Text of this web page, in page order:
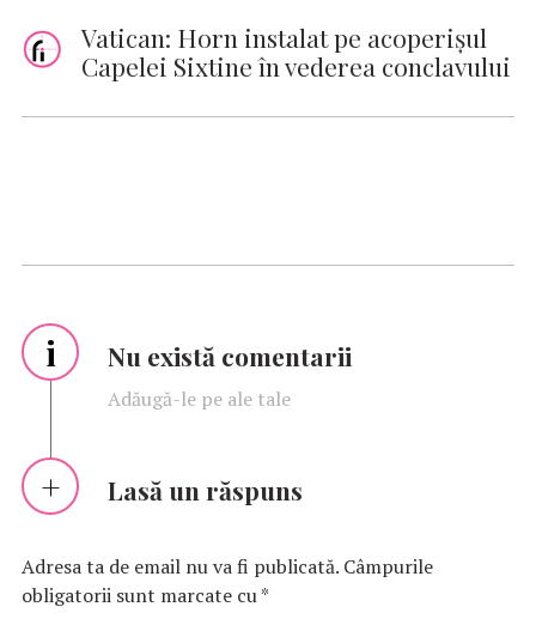
Vatican: Horn instalat pe acoperişul
Capelei Sixtine în vederea conclavului
i Nu există comentarii
Adăugă-le pe ale tale
Lasă un răspuns
Adresa ta de email nu va fi publicată. Câmpurile
obligatorii sunt marcate cu*